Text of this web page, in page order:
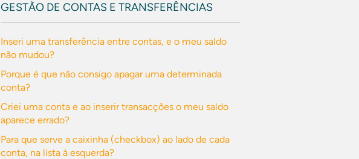
GESTÃO DE CONTAS E TRANSFERÊNCIAS
Inseri uma transferência entre contas, e o meu saldo
não mudou?
Porque é que não consigo apagar uma determinada
conta?
Criei uma conta e ao inserir transacções o meu saldo
aparece errado?
Para que serve a caixinha (checkbox) ao lado de cada
conta, na lista à esquerda?